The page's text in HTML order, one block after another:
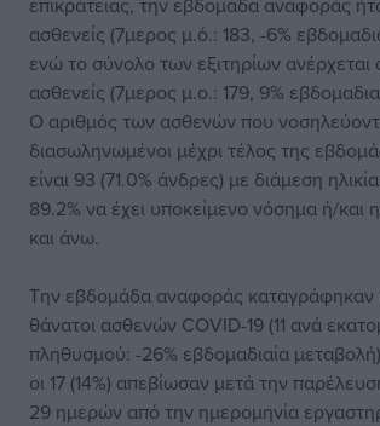
ασθενείς (7μερος μ.ό.: 183, -6%
ενώ το σύνολο των εξιτηρίων ανέρχεται
ασθενείς (7μερος μ.ο.: 179, 9%
Ο αριθμός των ασθενών που
διασωληνωμένοι μέχρι τέλος της
είναι 93 (71.0% άνδρες) με διάμεση
89.2% να έχει υποκείμενο νόσημα ή/και
και άνω.
Την εβδομάδα αναφοράς καταγράφηκαν
θάνατοι ασθενών COVID-19 (11 ανά
πληθυσμού: -26% εβδομαδιαία
οι 17 (14%) απεβίωσαν μετά την
29 ημερών από την ημερομηνία